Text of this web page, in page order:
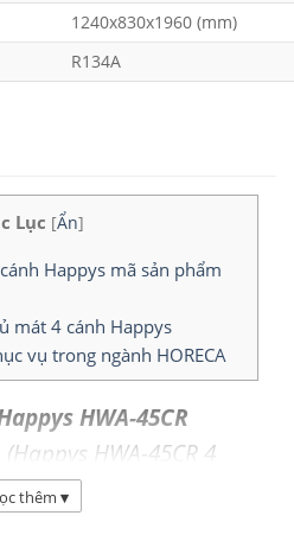
1240x830x1960 (mm)
R134A
Lục [Ẩn]
Happys mã sản phẩm
mát 4 cánh Happys
vụ trong ngành HORECA
HWA-45CR
HWA-45CR 4
스틸 냉동고, 용량
Cấp Đông Lạnh
thêm ▾